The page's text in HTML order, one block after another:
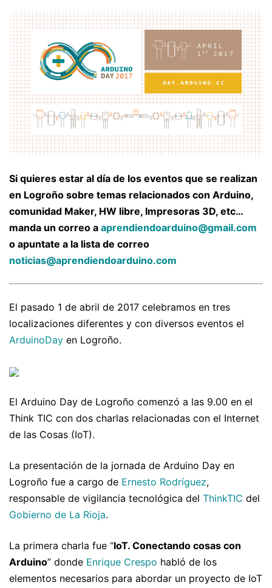
Si quieres estar al día de los eventos que se realizan
en Logroño sobre temas relacionados con Arduino,
comunidad Maker, HW libre, Impresoras 3D, etc…
manda un correo a aprendiendoarduino@gmail.com
o apuntate a la lista de correo
noticias@aprendiendoarduino.com
El pasado 1 de abril de 2017 celebramos en tres
localizaciones diferentes y con diversos eventos el
ArduinoDay en Logroño.
El Arduino Day de Logroño comenzó a las 9.00 en el
Think TIC con dos charlas relacionadas con el Internet
de las Cosas (IoT).
La presentación de la jornada de Arduino Day en
Logroño fue a cargo de Ernesto Rodríguez,
responsable de vigilancia tecnológica del ThinkTIC del
Gobierno de La Rioja.
La primera charla fue “IoT. Conectando cosas con
Arduino” donde Enrique Crespo habló de los
elementos necesarios para abordar un proyecto de IoT